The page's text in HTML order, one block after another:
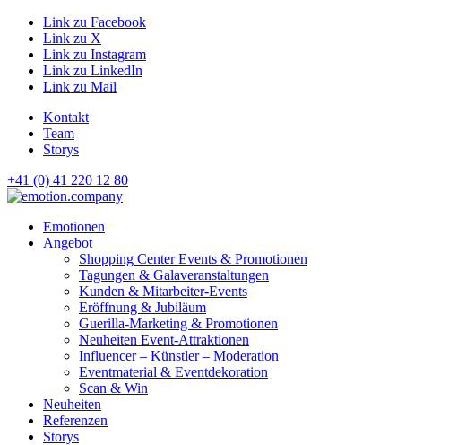
Link zu Facebook
Link zu X
Link zu Instagram
Link zu LinkedIn
Link zu Mail
Kontakt
Team
Storys
+41 (0) 41 220 12 80
Hauptnavigation
Emotionen
Angebot
Shopping Center Events & Promotionen
Tagungen & Galaveranstaltungen
Kunden & Mitarbeiter-Events
Eröffnung & Jubiläum
Guerilla-Marketing & Promotionen
Neuheiten Event-Attraktionen
Influencer – Künstler – Moderation
Eventmaterial & Eventdekoration
Scan & Win
Neuheiten
Referenzen
Storys